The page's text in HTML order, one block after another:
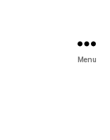
Menu